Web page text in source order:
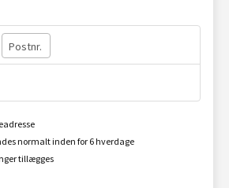
normalt inden for 6 hverdage
tillægges